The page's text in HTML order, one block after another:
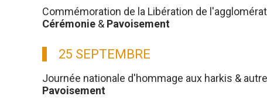
Commémoration de la Libération de
Cérémonie & Pavoisement
25 SEPTEMBRE
Journée nationale d'hommage aux harkis &
Pavoisement